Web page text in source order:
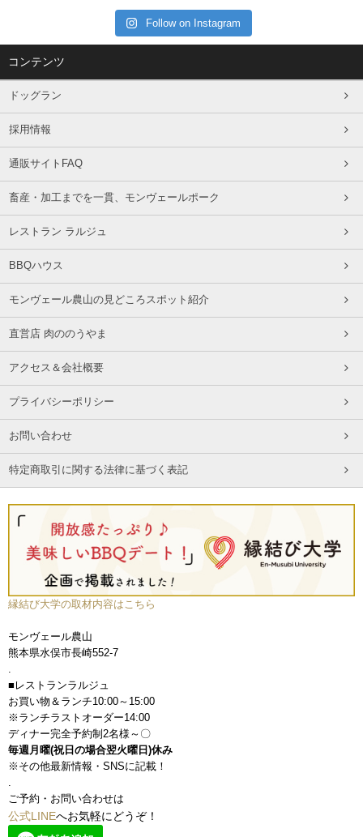
Follow on Instagram
コンテンツ
ドッグラン
採用情報
通販サイトFAQ
畜産・加工までを一貫、モンヴェールポーク
レストラン ラルジュ
BBQハウス
モンヴェール農山の見どころスポット紹介
直営店 肉ののうやま
アクセス＆会社概要
プライバシーポリシー
お問い合わせ
特定商取引に関する法律に基づく表記
縁結び大学の取材内容はこちら
モンヴェール農山
熊本県水俣市長崎552-7
■レストランラルジュ
お買い物＆ランチ10:00～15:00
※ランチラストオーダー14:00
ディナー完全予約制2名様～〇
毎週月曜(祝日の場合翌火曜日)休み
※その他最新情報・SNSに記載！
ご予約・お問い合わせは
公式LINEへお気軽にどうぞ！